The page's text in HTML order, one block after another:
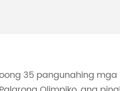
35 pangunahing